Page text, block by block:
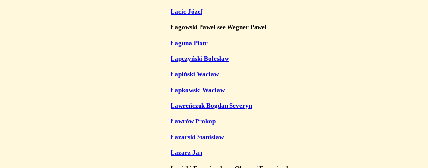
Łacic Józef
Łagowski Paweł see Wegner Paweł
Łaguna Piotr
Łapczyński Bolesław
Łapiński Wacław
Łapkowski Wacław
Ławreńczuk Bogdan Severyn
Ławrów Prokop
Łazarski Stanisław
Łazarz Jan